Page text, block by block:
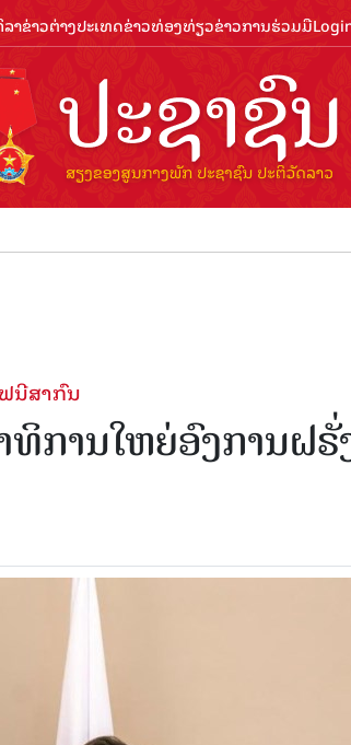
າຂ່າວຕ່າງປະເທດຂ່າວທ່ອງທ່ຽວຂ່າວການຮ່ວມມື
ຕ້ອນຮັ
ນີສາກົນ
ການໃຫຍ່ອົງການຝຣັ່